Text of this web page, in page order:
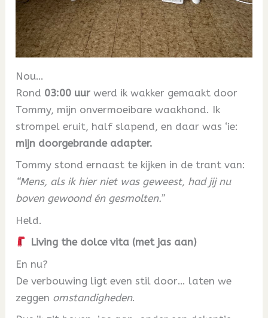
Nou…
Rond 03:00 uur werd ik wakker gemaakt door
Tommy, mijn onvermoeibare waakhond. Ik
strompel eruit, half slapend, en daar was ‘ie:
mijn doorgebrande adapter.
Tommy stond ernaast te kijken in de trant van:
“Mens, als ik hier niet was geweest, had jij nu
boven gewoond én gesmolten.”
Held.
Living the dolce vita (met jas aan)
En nu?
De verbouwing ligt even stil door… laten we
zeggen omstandigheden.